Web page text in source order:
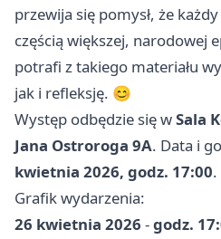
przewija się pomysł, że
częścią większej, narodowej
potrafi z takiego materiału
jak i refleksję. 😊
Występ odbędzie się wSala
Jana Ostroroga 9A. Data i
kwietnia 2026, godz. 17:00.
Grafik wydarzenia:
26 kwietnia 2026 -godz.